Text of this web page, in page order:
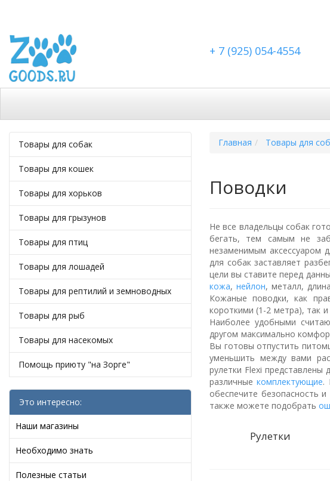
+ 7 (925) 054-4554
Товары для собак
Товары для кошек
Товары для хорьков
Товары для грызунов
Товары для птиц
Товары для лошадей
Товары для рептилий и земноводных
Товары для рыб
Товары для насекомых
Помощь приюту "на Зорге"
Это интересно:
Наши магазины
Необходимо знать
Полезные статьи
Главная Товары для
Поводки
Не все владельцы собак
бегать, тем самым не
незаменимым аксессуаром
для собак заставляет
цели вы ставите перед
кожа, нейлон, металл,
Кожаные поводки, как
короткими (1-2 метра), так
Наиболее удобными
другом максимально
Вы готовы отпустить
уменьшить между вами
рулетки Flexi представлены
различныекомплектующие.
обеспечите безопасность
также можете подобрать
Рулетки